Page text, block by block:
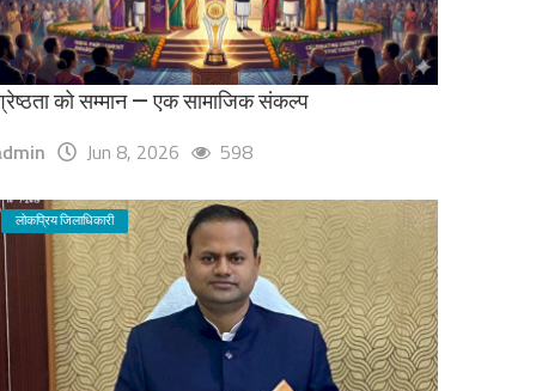
को सम्मान — एक सामाजिक संकल्प
Jun 8, 2026 598
लोकप्रिय जिलाधिकारी